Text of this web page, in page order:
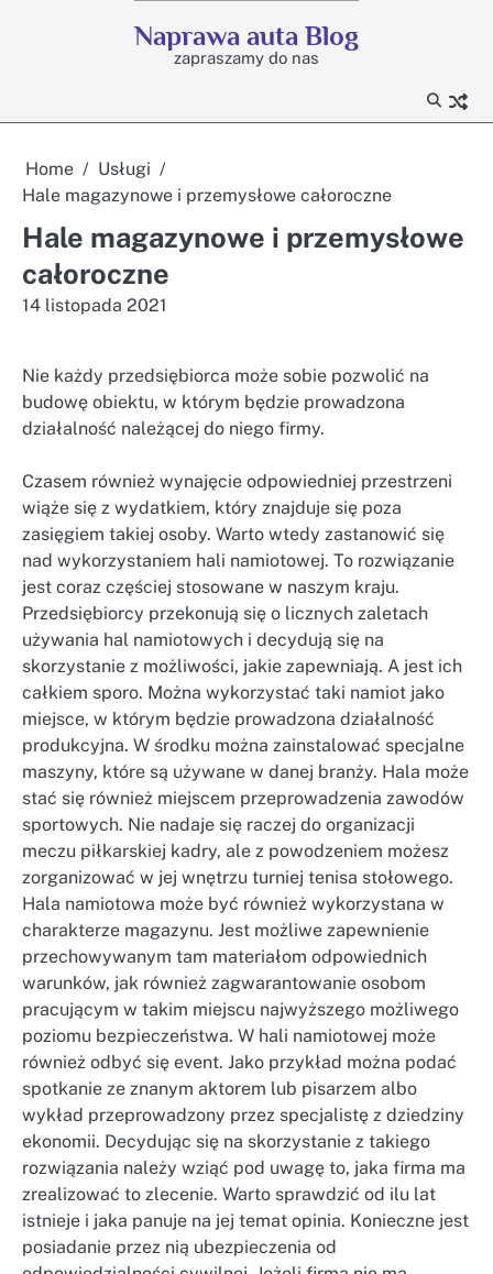
Naprawa auta Blog
zapraszamy do nas
Home
Usługi
Hale magazynowe i przemysłowe całoroczne
Hale magazynowe i przemysłowe
całoroczne
14 listopada 2021
Nie każdy przedsiębiorca może sobie pozwolić na
budowę obiektu, w którym będzie prowadzona
działalność należącej do niego firmy.
Czasem również wynajęcie odpowiedniej przestrzeni
wiąże się z wydatkiem, który znajduje się poza
zasięgiem takiej osoby. Warto wtedy zastanowić się
nad wykorzystaniem hali namiotowej. To rozwiązanie
jest coraz częściej stosowane w naszym kraju.
Przedsiębiorcy przekonują się o licznych zaletach
używania hal namiotowych i decydują się na
skorzystanie z możliwości, jakie zapewniają. A jest ich
całkiem sporo. Można wykorzystać taki namiot jako
miejsce, w którym będzie prowadzona działalność
produkcyjna. W środku można zainstalować specjalne
maszyny, które są używane w danej branży. Hala może
stać się również miejscem przeprowadzenia zawodów
sportowych. Nie nadaje się raczej do organizacji
meczu piłkarskiej kadry, ale z powodzeniem możesz
zorganizować w jej wnętrzu turniej tenisa stołowego.
Hala namiotowa może być również wykorzystana w
charakterze magazynu. Jest możliwe zapewnienie
przechowywanym tam materiałom odpowiednich
warunków, jak również zagwarantowanie osobom
pracującym w takim miejscu najwyższego możliwego
poziomu bezpieczeństwa. W hali namiotowej może
również odbyć się event. Jako przykład można podać
spotkanie ze znanym aktorem lub pisarzem albo
wykład przeprowadzony przez specjalistę z dziedziny
ekonomii. Decydując się na skorzystanie z takiego
rozwiązania należy wziąć pod uwagę to, jaka firma ma
zrealizować to zlecenie. Warto sprawdzić od ilu lat
istnieje i jaka panuje na jej temat opinia. Konieczne jest
posiadanie przez nią ubezpieczenia od